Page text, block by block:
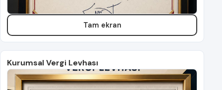
Tam ekran
Kurumsal Vergi Levhası